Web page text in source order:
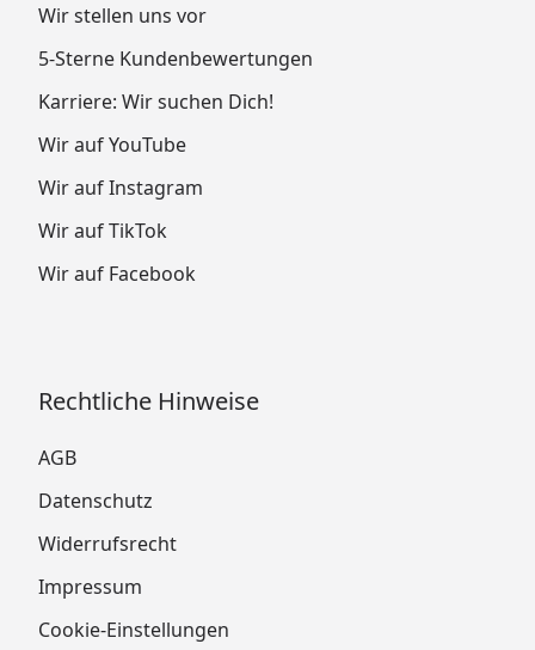
Wir stellen uns vor
5-Sterne Kundenbewertungen
Karriere: Wir suchen Dich!
Wir auf YouTube
Wir auf Instagram
Wir auf TikTok
Wir auf Facebook
Rechtliche Hinweise
AGB
Datenschutz
Widerrufsrecht
Impressum
Cookie-Einstellungen